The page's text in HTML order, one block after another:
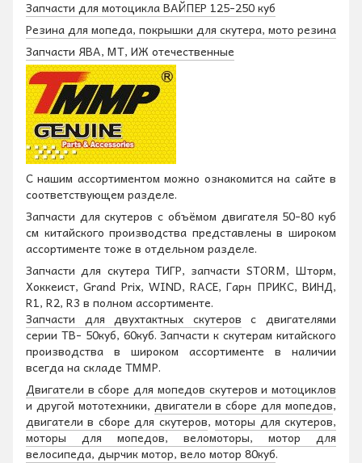
Запчасти для мотоцикла ВАЙПЕР 125-250 куб
Резина для мопеда, покрышки для скутера, мото резина
Запчасти ЯВА, МТ, ИЖ отечественные
С нашим ассортиментом можно ознакомится на сайте в
соответствующем разделе.
Запчасти для скутеров с объёмом двигателя 50-80 куб
см китайского производства представлены в широком
ассортименте тоже в отдельном разделе.
Запчасти для скутера ТИГР, запчасти STORM, Шторм,
Хоккеист, Grand Prix, WIND, RACE, Гарн ПРИКС, ВИНД,
R1, R2, R3 в полном ассортименте.
Запчасти для двухтактных скутеров с двигателями
серии ТВ- 50куб, 60куб. Запчасти к скутерам китайского
производства в широком ассортименте в наличии
всегда на складе ТММР.
Двигатели в сборе для мопедов скутеров и мотоциклов
и другой мототехники, двигатели в сборе для мопедов,
двигатели в сборе для скутеров,моторы для скутеров,
моторы для мопедов, веломоторы, мотор для
велосипеда, дырчик мотор, вело мотор 80куб.